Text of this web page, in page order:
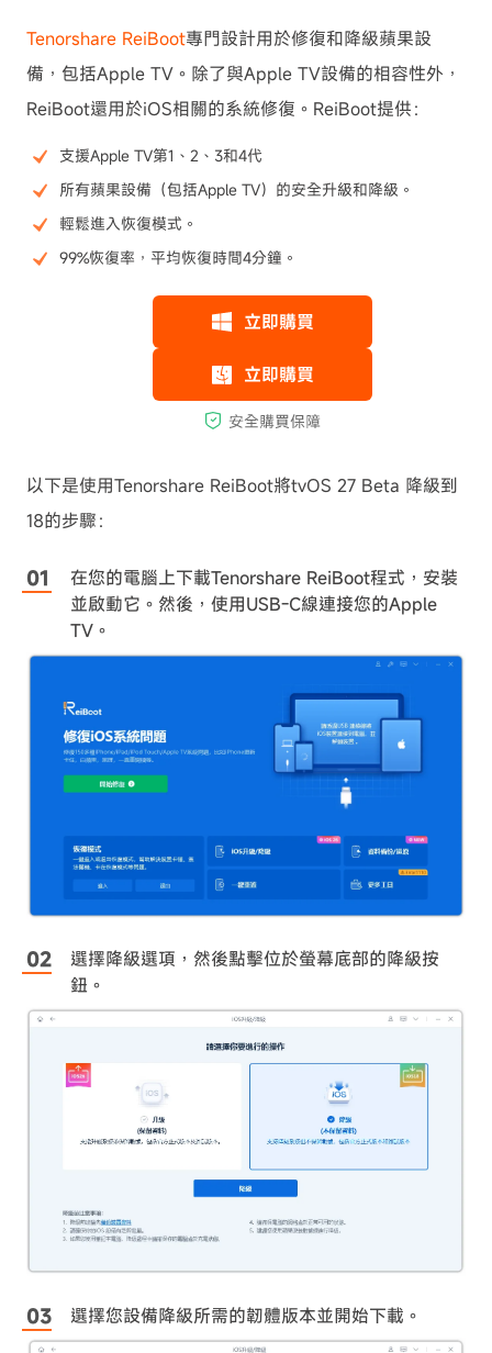
Tenorshare ReiBoot專門設計用於修復和降級蘋果設
備，包括Apple TV。除了與Apple TV設備的相容性外，
ReiBoot還用於iOS相關的系統修復。ReiBoot提供：
支援Apple TV第1、2、3和4代
所有蘋果設備（包括Apple TV）的安全升級和降級。
輕鬆進入恢復模式。
99%恢復率，平均恢復時間4分鐘。
以下是使用Tenorshare ReiBoot將tvOS 27 Beta 降級到
18的步驟：
在您的電腦上下載Tenorshare ReiBoot程式，安裝
並啟動它。然後，使用USB-C線連接您的Apple
TV。
選擇降級選項，然後點擊位於螢幕底部的降級按
鈕。
選擇您設備降級所需的韌體版本並開始下載。